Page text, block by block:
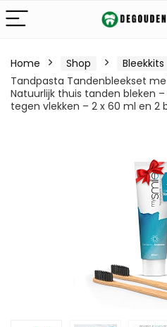
Home Shop Bleekkits
Tandpasta Tandenbleekset
Natuurlijk thuis tanden bleken
tegen vlekken – 2 x 60 ml en